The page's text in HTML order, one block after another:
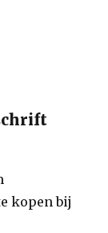
kopen bij